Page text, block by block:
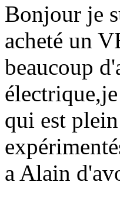
Bonjour je
acheté un
beaucoup
qui est
a Alain